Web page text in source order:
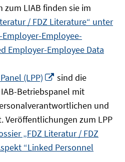
zum LIAB finden sie im
/ FDZ Literature“ unter
Employee-
Employer-Employee Data
(LPP)
In
neuem
Fenster
öffnen
sind die
Betriebspanel mit
und
Veröffentlichungen zum LPP
„FDZ Literatur / FDZ
“Linked Personnel